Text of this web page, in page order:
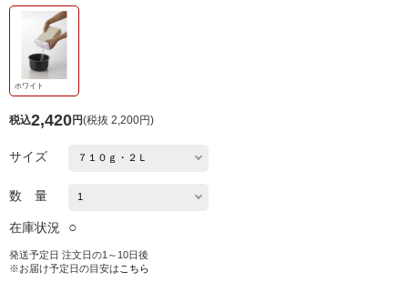
ホワイト
税込2,420円(税抜 2,200円)
サイズ
数 量
在庫状況 ○
発送予定日 注文日の1～10日後
※お届け予定日の目安は こちら